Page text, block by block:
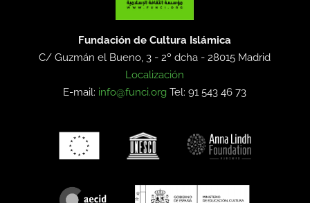
Fundación de Cultura Islámica
C/ Guzmán el Bueno, 3 - 2º dcha -28015 Madrid
Localización
E-mail: info@funci.org Tel: 91 543 46 73